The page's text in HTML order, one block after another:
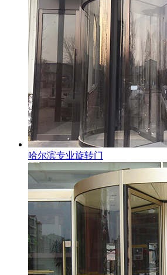
哈尔滨专业旋转门